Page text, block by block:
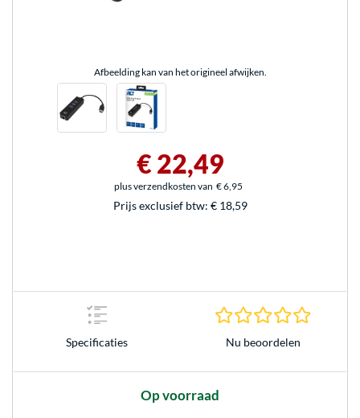
Afbeelding kan van het origineel afwijken.
€ 22,49
plus verzendkosten van € 6,95
Prijs exclusief btw: € 18,59
Specificaties Nu beoordelen
Op voorraad